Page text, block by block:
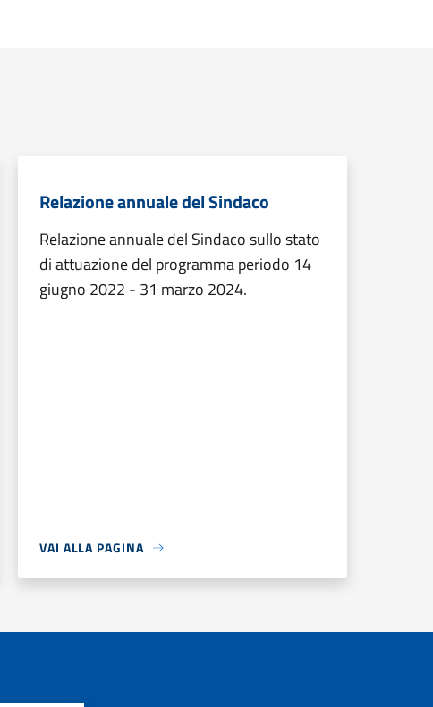
Relazione annuale del Sindaco
Relazione annuale del Sindaco sullo stato
di attuazione del programma periodo 14
giugno 2022 - 31 marzo 2024.
VAI ALLA PAGINA